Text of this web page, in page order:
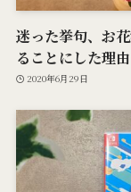
迷った挙句、お
ることにした理由
2020年6月29日